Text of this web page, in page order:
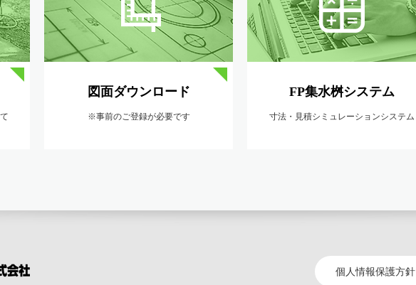
図面ダウンロード
※事前のご登録が必要です
FP集水桝システム
寸法・見積シミュレーションシステム
個人情報保護方針